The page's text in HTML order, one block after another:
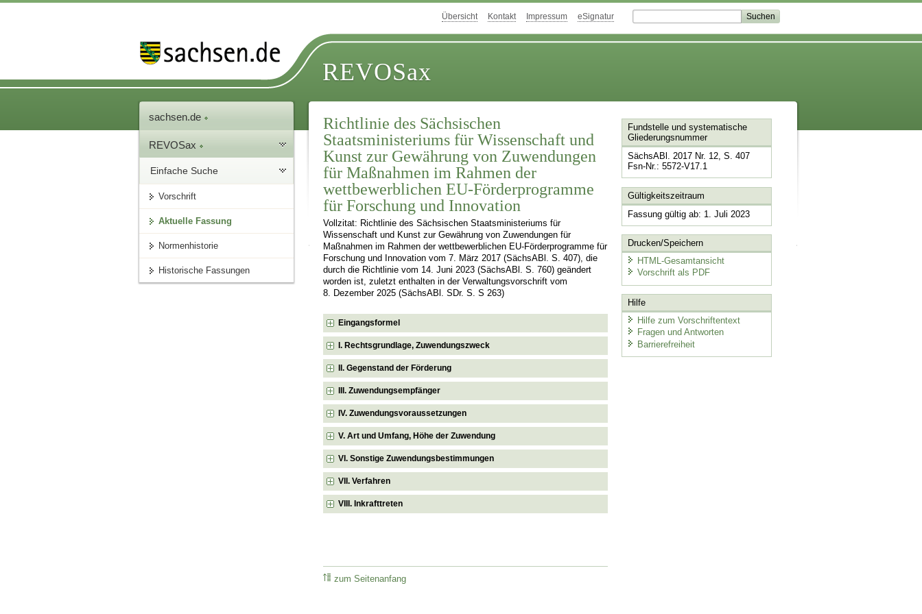
Übersicht Kontakt Impressum eSignatur
REVOSax
sachsen.de
REVOSax
Einfache Suche
Vorschrift
Aktuelle Fassung
Normenhistorie
Historische Fassungen
Richtlinie des Sächsischen
Staatsministeriums für Wissenschaft und
Kunst zur Gewährung von Zuwendungen
für Maßnahmen im Rahmen der
wettbewerblichen EU-Förderprogramme
für Forschung und Innovation
Vollzitat: Richtlinie des Sächsischen Staatsministeriums für
Wissenschaft und Kunst zur Gewährung von Zuwendungen für
Maßnahmen im Rahmen der wettbewerblichen EU-Förderprogramme für
Forschung und Innovation vom 7. März 2017 (SächsABl. S. 407), die
durch die Richtlinie vom 14. Juni 2023 (SächsABl. S. 760) geändert
worden ist, zuletzt enthalten in der Verwaltungsvorschrift vom
8. Dezember 2025 (SächsABl. SDr. S. S 263)
Eingangsformel
I. Rechtsgrundlage, Zuwendungszweck
II. Gegenstand der Förderung
III. Zuwendungsempfänger
IV. Zuwendungsvoraussetzungen
V. Art und Umfang, Höhe der Zuwendung
VI. Sonstige Zuwendungsbestimmungen
VII. Verfahren
VIII. Inkrafttreten
zum Seitenanfang
Fundstelle und systematische
Gliederungsnummer
SächsABl. 2017 Nr. 12, S. 407
Fsn-Nr.: 5572-V17.1
Gültigkeitszeitraum
Fassung gültig ab: 1. Juli 2023
Drucken/Speichern
HTML-Gesamtansicht
Vorschrift als PDF
Hilfe
Hilfe zum Vorschriftentext
Fragen und Antworten
Barrierefreiheit